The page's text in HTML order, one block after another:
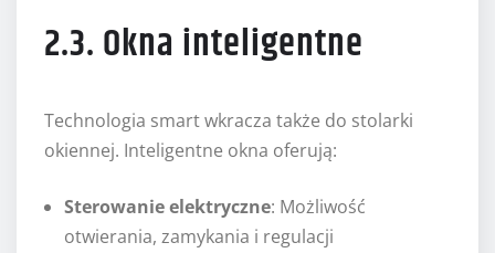
2.3. Okna inteligentne
Technologia smart wkracza także do stolarki
okiennej. Inteligentne okna oferują:
Sterowanie elektryczne: Możliwość
otwierania, zamykania i regulacji